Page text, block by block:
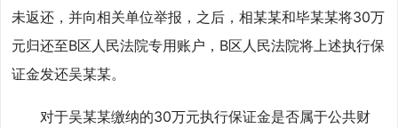
未返还，并向相关单位举报，之后，相某某和毕某某将30万
元归还至B区人民法院专用账户，B区人民法院将上述执行保
证金发还吴某某。
对于吴某某缴纳的30万元执行保证金是否属于公共财